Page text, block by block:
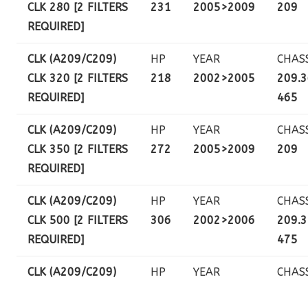
CLK 280 [2 FILTERS
REQUIRED]
231
2005>2009
209
CLK (A209/C209)
CLK 320 [2 FILTERS
REQUIRED]
HP
218
YEAR
2002>2005
465
CLK (A209/C209)
CLK 350 [2 FILTERS
REQUIRED]
HP
272
YEAR
2005>2009
209
CLK (A209/C209)
CLK 500 [2 FILTERS
REQUIRED]
HP
306
YEAR
2002>2006
475
CLK (A209/C209)
HP
YEAR